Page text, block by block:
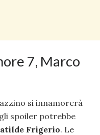
7, Marco
si innamorerà
spoiler potrebbe
Frigerio. Le